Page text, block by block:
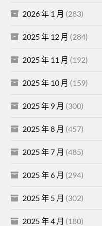
2026 年 1 月 (283)
2025 年 12 月 (284)
2025 年 11 月 (192)
2025 年 10 月 (159)
2025 年 9 月 (300)
2025 年 8 月 (457)
2025 年 7 月 (485)
2025 年 6 月 (294)
2025 年 5 月 (302)
2025 年 4 月 (180)